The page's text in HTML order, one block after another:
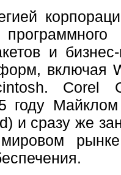
и
включая
Corel
году
и сразу же
рынке